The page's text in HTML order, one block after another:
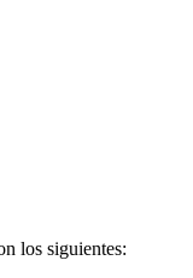
los siguientes: